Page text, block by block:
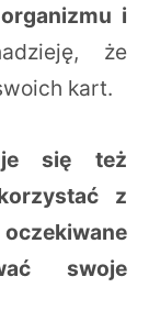
i
że
kart.
się też
z
swoje